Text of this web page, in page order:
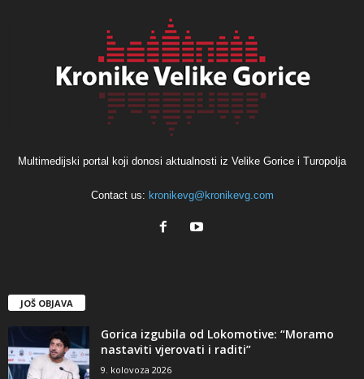
Multimedijski portal koji donosi aktualnosti iz Velike Gorice i Turopolja
Contact us: kronikevg@kronikevg.com
JOŠ OBJAVA
Gorica izgubila od Lokomotive: “Moramo
nastaviti vjerovati i raditi”
9. kolovoza 2026